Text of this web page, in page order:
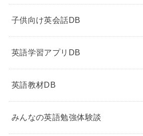
子供向け英会話DB
英語学習アプリDB
英語教材DB
みんなの英語勉強体験談